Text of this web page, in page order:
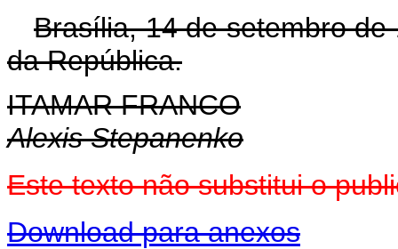
Brasília, 14 de setembro de
da República.
ITAMAR FRANCO
Alexis Stepanenko
Este texto não substitui o
Download para anexos